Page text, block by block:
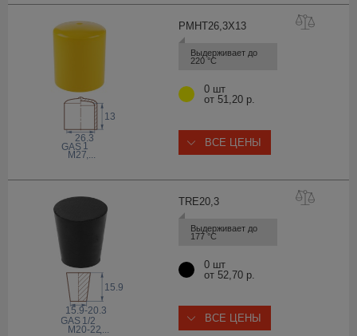
PMHT26,3X13
Выдерживает до
220 °С
26.3
13
GAS 1
,...
M27
0 шт
от 51,20 р.
ВСЕ ЦЕНЫ
TRE20,3
Выдерживает до
177 °С
15.9
GAS 1/2
15.9-20.3
M20-22,...
0 шт
от 52,70 р.
ВСЕ ЦЕНЫ